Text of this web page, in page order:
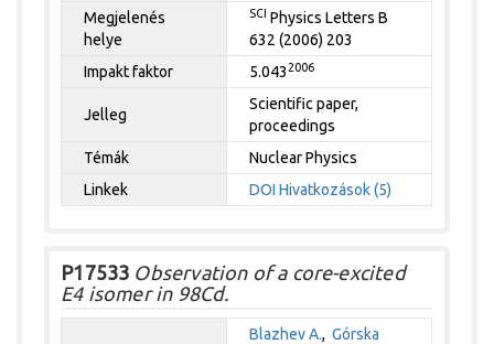
Megjelenés
helye
SCI Physics Letters B
632 (2006) 203
Impakt faktor
5.043 2006
Jelleg
Scientific paper,
proceedings
Témák
Nuclear Physics
Linkek
DOI Hivatkozások (5)
P17533 Observation of a core-excited
E4 isomer in 98Cd.
Blazhev A.,Górska